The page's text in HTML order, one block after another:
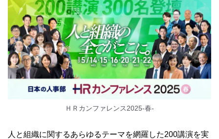
ＨＲカンファレンス2025-春-
人と組織に関するあらゆるテーマを網羅した200講演を実